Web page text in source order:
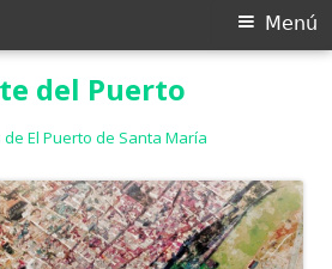
del Puerto
El Puerto de Santa María
Menú